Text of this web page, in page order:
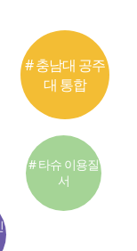
# 충남대 공주
대 통합
# 타슈 이용질
서